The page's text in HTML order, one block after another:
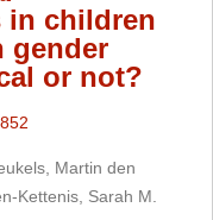
in children
gender
or not?
Martin den
Kettenis, Sarah M.